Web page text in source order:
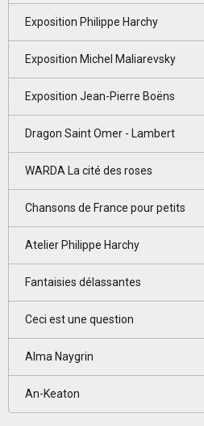
Exposition Philippe Harchy
Exposition Michel Maliarevsky
Exposition Jean-Pierre Boëns
Dragon Saint Omer - Lambert
WARDA La cité des roses
Chansons de France pour petits
Atelier Philippe Harchy
Fantaisies délassantes
Ceci est une question
Alma Naygrin
An-Keaton